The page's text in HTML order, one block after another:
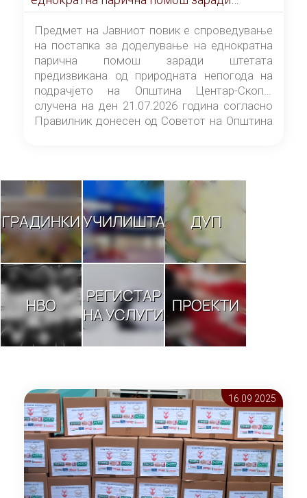
штетата предизвикана од природната
непогода на подрачјето на Општина
Центар-Скопје случена на ден 21.07.2026
година
Предмет на Јавниот повик е спроведување
на постапка за доделување на еднократна
парична помош заради штетата
предизвикана од природната непогода на
подрачјето на Општина Центар-Скопје
случена на ден 21.07.2026 година согласно
Правилник донесен од Советот на Општина
ГРАДИНКИУЧИЛИШТА ДУП
НВО
РЕГИСТАР
НА УСЛУГИ ПРОЕКТИ
16.09 2025